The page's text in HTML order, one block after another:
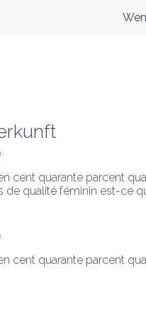
cent quarante parcent
de qualité féminin est-ce
cent quarante parcent